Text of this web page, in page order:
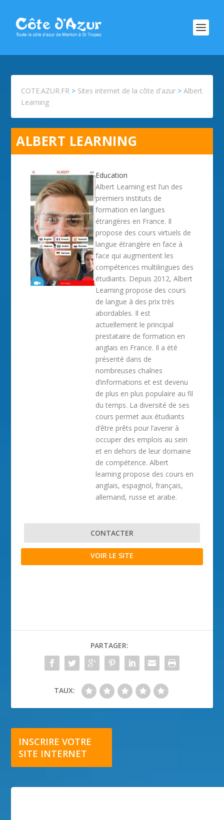
COTE.AZUR.FR > Sites internet de la côte d'azur >Albert
Learning
ALBERT LEARNING
Education
Albert Learning est l’un des
premiers instituts de
formation en langues
étrangères en France. Il
propose des cours virtuels de
langue étrangère en face à
face qui augmentent les
compétences multilingues des
étudiants. Depuis 2012, Albert
Learning propose des cours
de langue à des prix très
abordables. Il est
actuellement le principal
prestataire de formation en
anglais en France. Il a été
présenté dans de
nombreuses chaînes
d’informations et est devenu
de plus en plus populaire au fil
du temps. La diversité de ses
cours permet aux étudiants
d’être prêts pour l’avenir à
occuper des emplois au sein
et en dehors de leur domaine
de compétence. Albert
learning propose des cours en
anglais, espagnol, français,
allemand, russe et arabe.
CONTACTER
VOIR LE SITE
PARTAGER:
TAUX:
INSCRIRE VOTRE
SITE INTERNET